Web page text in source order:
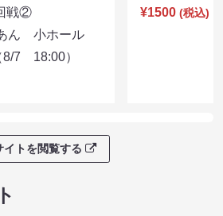
回戦②
ん 小ホール
8/7 18:00）
¥1500 (税込)
イトを閲覧する